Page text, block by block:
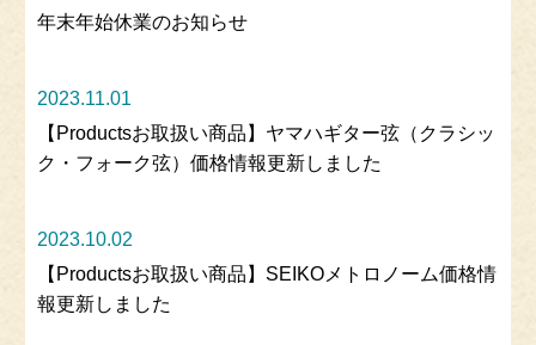
年末年始休業のお知らせ
2023.11.01
【Productsお取扱い商品】ヤマハギター弦（クラシッ
ク・フォーク弦）価格情報更新しました
2023.10.02
【Productsお取扱い商品】SEIKOメトロノーム価格情
報更新しました